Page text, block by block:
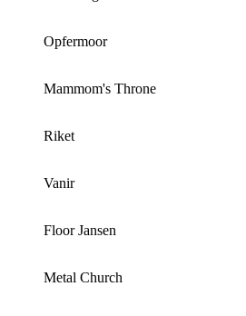
Opfermoor
Mammom's Throne
Riket
Vanir
Floor Jansen
Metal Church